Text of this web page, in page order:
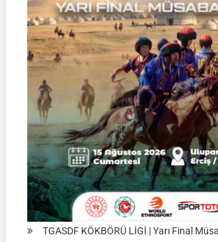
TGASDF KÖKBÖRÜ LİGİ | Yarı Final